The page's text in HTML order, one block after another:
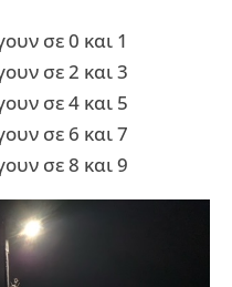
σε 0 και 1
σε 2 και 3
σε 4 και 5
σε 6 και 7
σε 8 και 9